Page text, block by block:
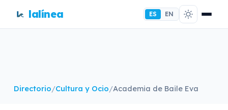
lalínea ES EN
Directorio/Cultura y Ocio/Academia de Baile Eva